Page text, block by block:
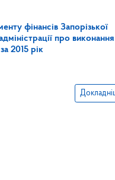
фінансів Запорізької
про виконання
2015 рік